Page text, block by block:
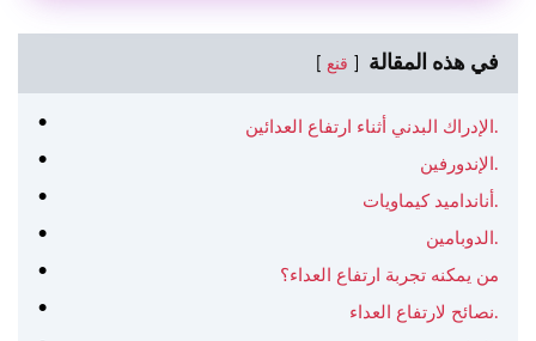
في هذه المقالة قنع
الإدراك البدني أثناء ارتفاع العدائين.
الإندورفين.
أنانداميد كيماويات.
الدوبامين.
من يمكنه تجربة ارتفاع العداء؟
نصائح لارتفاع العداء.